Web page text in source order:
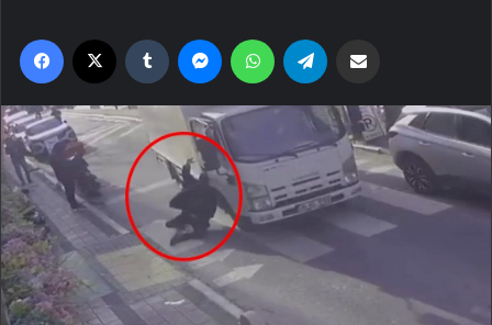
Facebook Tumblr MessengerWhatsApp